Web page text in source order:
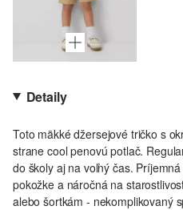
Detaily
Toto mäkké džersejové tričko s
strane cool penovú potlač.
do školy aj na voľný čas.
pokožke a náročná na
alebo šortkám - nekomplikovaný